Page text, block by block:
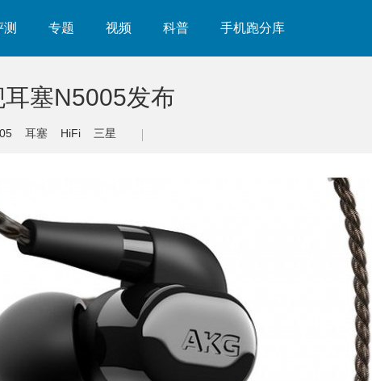
测 专题 视频 科普 手机跑分库
塞N5005发布
耳塞 HiFi 三星